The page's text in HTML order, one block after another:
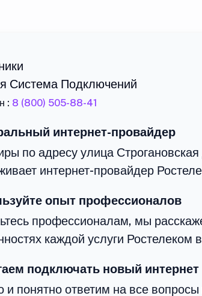
Система Подключений
: 8 (800) 505-88-41
интернет-провайдер
по адресу улица
интернет-провайдер
опыт профессионалов
профессионалам, мы
каждой услуги Ростелеком
подключать новый интернет
и понятно ответим на все